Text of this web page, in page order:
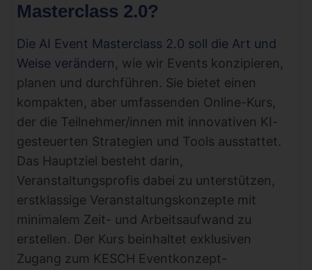
Masterclass 2.0?
Die AI Event Masterclass 2.0 soll die Art und
Weise verändern, wie wir Events konzipieren,
planen und durchführen. Sie bietet einen
kompakten, aber umfassenden Online-Kurs,
der die Teilnehmer/innen mit innovativen KI-
gesteuerten Strategien und Tools ausstattet.
Das Hauptziel besteht darin,
Veranstaltungsprofis dabei zu unterstützen,
erstklassige Veranstaltungskonzepte mit
minimalem Zeit- und Arbeitsaufwand zu
erstellen. Der Kurs beinhaltet exklusiven
Zugang zum KESCH Eventkonzept-